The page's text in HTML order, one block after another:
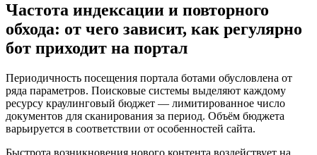
Частота индексации и повторного
обхода: от чего зависит, как регулярно
бот приходит на портал
Периодичность посещения портала ботами обусловлена от
ряда параметров. Поисковые системы выделяют каждому
ресурсу краулинговый бюджет — лимитированное число
документов для сканирования за период. Объём бюджета
варьируется в соответствии от особенностей сайта.